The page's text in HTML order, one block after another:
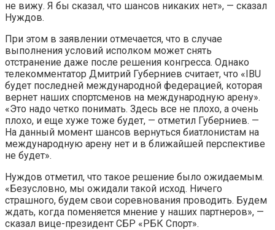
не вижу. Я бы сказал, что шансов никаких нет», — сказал
Нуждов.
При этом в заявлении отмечается, что в случае
выполнения условий исполком может снять
отстранение даже после решения конгресса. Однако
телекомментатор Дмитрий Губерниев считает, что «IBU
будет последней международной федерацией, которая
вернет наших спортсменов на международную арену».
«Это надо четко понимать. Здесь все не плохо, а очень
плохо, и еще хуже тоже будет, — отметил Губерниев. —
На данный момент шансов вернуться биатлонистам на
международную арену нет и в ближайшей перспективе
не будет».
Нуждов отметил, что такое решение было ожидаемым.
«Безусловно, мы ожидали такой исход. Ничего
страшного, будем свои соревнования проводить. Будем
ждать, когда поменяется мнение у наших партнеров», —
сказал вице-президент СБР «РБК Спорт».